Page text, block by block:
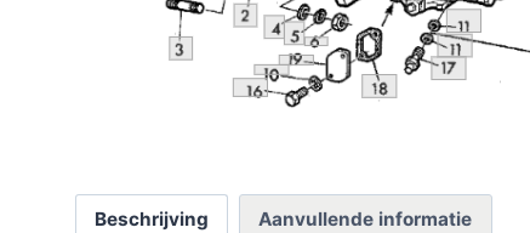
Beschrijving Aanvullende informatie